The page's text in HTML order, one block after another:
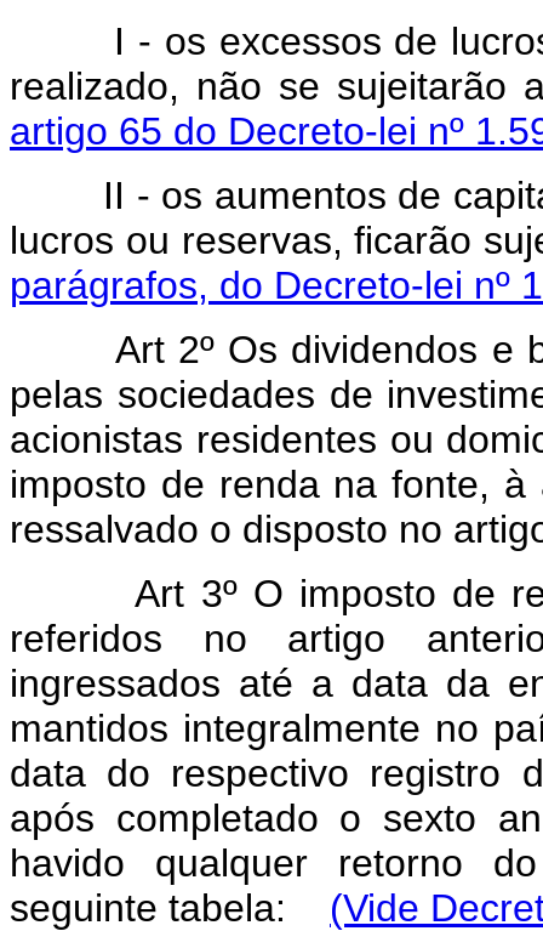
I - os excessos de
realizado, não se sujeitarão
artigo 65 do Decreto-lei nº
II - os aumentos de
lucros ou reservas, ficarão
parágrafos, do Decreto-lei nº
Art 2º Os dividendos e
pelas sociedades de
acionistas residentes ou
imposto de renda na fonte,
ressalvado o disposto no
Art 3º O imposto de
referidos no artigo
ingressados até a data da
mantidos integralmente no
data do respectivo registro
após completado o sexto
havido qualquer retorno
seguinte tabela: (Vide